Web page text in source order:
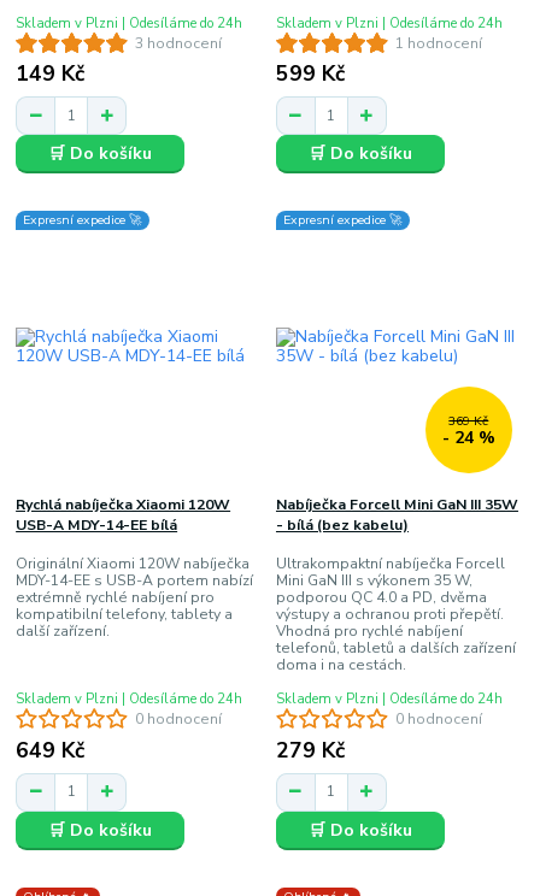
3 hodnocení
149 Kč
Skladem v Plzni | Odesíláme do 24h
🛒 Do košíku
1 hodnocení
599 Kč
Skladem v Plzni | Odesíláme do 24h
🛒 Do košíku
Expresní expedice 🚀
0 hodnocení
Rychlá nabíječka Xiaomi 120W
USB-A MDY-14-EE bílá
Originální Xiaomi 120W nabíječka
MDY-14-EE s USB-A portem nabízí
extrémně rychlé nabíjení pro
kompatibilní telefony, tablety a
další zařízení.
649 Kč
Skladem v Plzni | Odesíláme do 24h
🛒 Do košíku
Expresní expedice 🚀
369 Kč
- 24 %
0 hodnocení
Nabíječka Forcell Mini GaN III 35W
- bílá (bez kabelu)
Ultrakompaktní nabíječka Forcell
Mini GaN III s výkonem 35 W,
podporou QC 4.0 a PD, dvěma
výstupy a ochranou proti přepětí.
Vhodná pro rychlé nabíjení
telefonů, tabletů a dalších zařízení
doma i na cestách.
279 Kč
Skladem v Plzni | Odesíláme do 24h
🛒 Do košíku